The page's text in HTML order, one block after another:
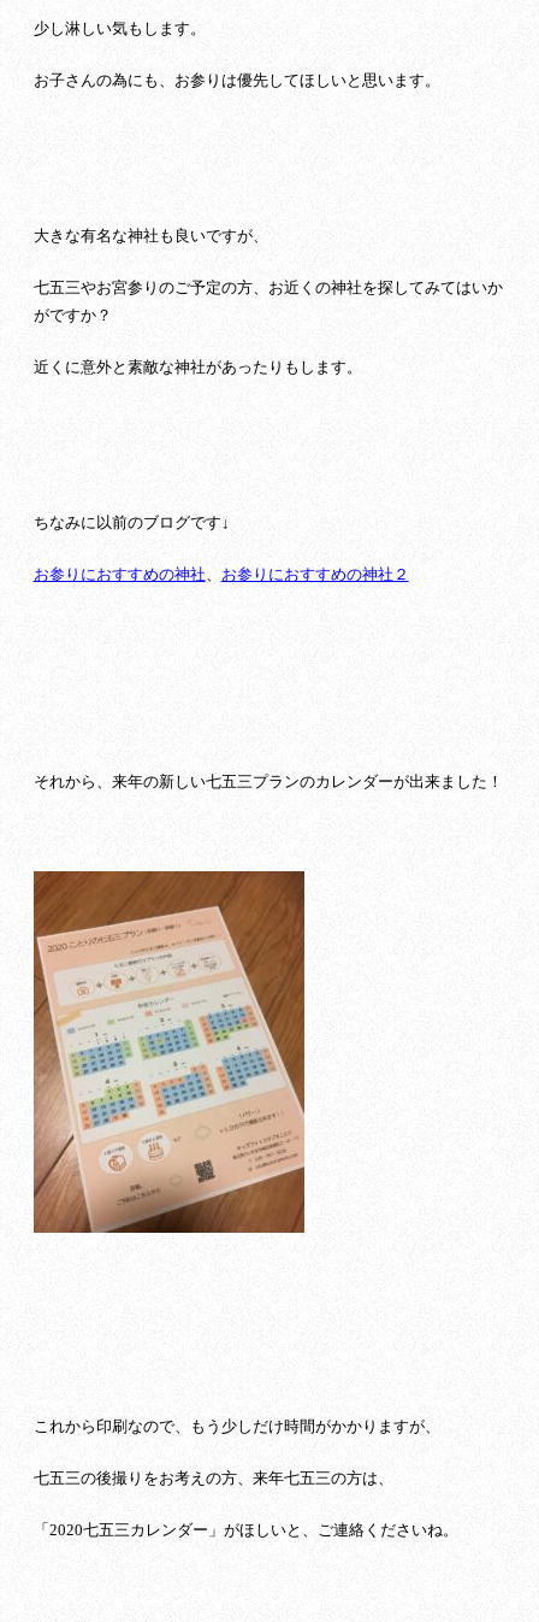
少し淋しい気もします。
お子さんの為にも、お参りは優先してほしいと思います。
大きな有名な神社も良いですが、
七五三やお宮参りのご予定の方、お近くの神社を探してみてはいか
がですか？
近くに意外と素敵な神社があったりもします。
ちなみに以前のブログです↓
お参りにおすすめの神社 お参りにおすすめの神社２
それから、来年の新しい七五三プランのカレンダーが出来ました！
これから印刷なので、もう少しだけ時間がかかりますが、
七五三の後撮りをお考えの方、来年七五三の方は、
「2020七五三カレンダー」がほしいと、ご連絡くださいね。